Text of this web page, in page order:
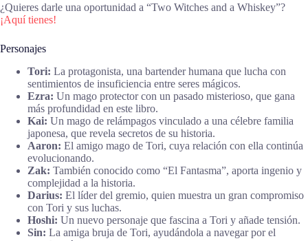
¿Quieres darle una oportunidad a “Two Witches and a Whiskey”?
¡Aquí tienes!
Personajes
Tori: La protagonista, una bartender humana que lucha con
sentimientos de insuficiencia entre seres mágicos.
Ezra: Un mago protector con un pasado misterioso, que gana
más profundidad en este libro.
Kai: Un mago de relámpagos vinculado a una célebre familia
japonesa, que revela secretos de su historia.
Aaron: El amigo mago de Tori, cuya relación con ella continúa
evolucionando.
Zak: También conocido como “El Fantasma”, aporta ingenio y
complejidad a la historia.
Darius: El líder del gremio, quien muestra un gran compromiso
con Tori y sus luchas.
Hoshi: Un nuevo personaje que fascina a Tori y añade tensión.
Sin: La amiga bruja de Tori, ayudándola a navegar por el